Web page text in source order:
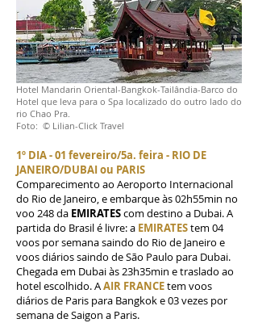
Hotel Mandarin Oriental-Bangkok-Tailândia-Barco do
Hotel que leva para o Spa localizado do outro lado do
rio Chao Pra.
Foto: © Lilian-Click Travel
1º DIA - 01 fevereiro/5a. feira - RIO DE
JANEIRO/DUBAI ou PARIS
Comparecimento ao Aeroporto Internacional
do Rio de Janeiro, e embarque às 02h55min no
voo 248 da EMIRATEScom destino a Dubai. A
partida do Brasil é livre: a EMIRATEStem 04
voos por semana saindo do Rio de Janeiro e
voos diários saindo de São Paulo para Dubai.
Chegada em Dubai às 23h35min e traslado ao
hotel escolhido. AAIR FRANCEtem voos
diários de Paris para Bangkok e 03 vezes por
semana de Saigon a Paris.